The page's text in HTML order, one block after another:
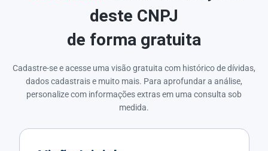
deste CNPJ
de forma gratuita
Cadastre-se e acesse uma visão gratuita com histórico de dívidas,
dados cadastrais e muito mais. Para aprofundar a análise,
personalize com informações extras em uma consulta sob
medida.